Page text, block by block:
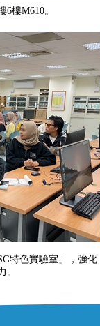
樓M610。
特色實驗室」，強化
。